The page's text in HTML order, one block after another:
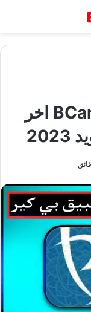
تحميل تطبيق بي كير BCare اخر